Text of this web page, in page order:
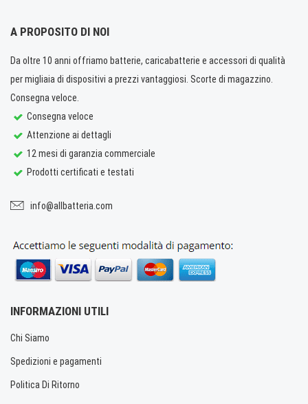
A PROPOSITO DI NOI
Da oltre 10 anni offriamo batterie, caricabatterie e accessori di qualità
per migliaia di dispositivi a prezzi vantaggiosi. Scorte di magazzino.
Consegna veloce.
Consegna veloce
Attenzione ai dettagli
12 mesi di garanzia commerciale
Prodotti certificati e testati
info@allbatteria.com
INFORMAZIONI UTILI
Chi Siamo
Spedizioni e pagamenti
Politica Di Ritorno